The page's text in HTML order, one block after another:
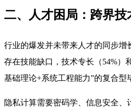
二、人才困局：跨界
行业的爆发并未带来人才的同步增
存在技能缺口，技术专长（54%）
基础理论+系统工程能力”的复合型
隐私计算需要密码学、信息安全